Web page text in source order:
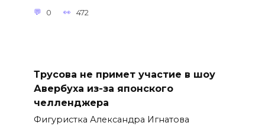
0 472
Трусова не примет участие в шоу
Авербуха из-за японского
челленджера
Фигуристка Александра Игнатова